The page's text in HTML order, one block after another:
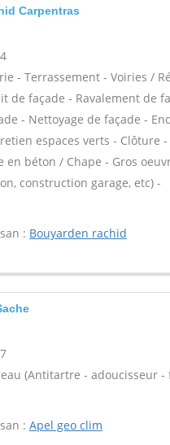
Carpentras
- Terrassement - Voiries /
de façade - Ravalement de
- Nettoyage de façade -
espaces verts - Clôture -
en béton / Chape - Gros
construction garage, etc) -
: Bouyarden rachid
(Antitartre - adoucisseur
: Apel geo clim